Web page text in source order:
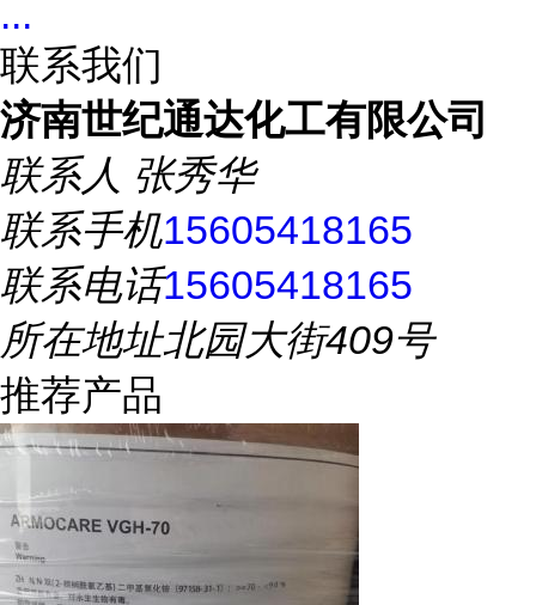
...
联系我们
济南世纪通达化工有限公司
联系人 张秀华
联系手机15605418165
联系电话15605418165
所在地址北园大街409号
推荐产品